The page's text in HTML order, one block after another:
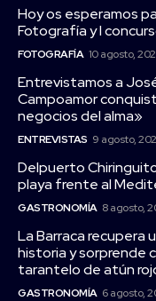
Hoy os esperamos
Fotografía y I
FOTOGRAFÍA 10 agosto,
Entrevistamos a
Campoamor
negocios del alma»
ENTREVISTAS 9 agosto,
Delpuerto
playa frente al
GASTRONOMÍA 8 agosto,
La Barraca recupera
historia y sorprende
tarantelo de atún
GASTRONOMÍA 6 agosto,